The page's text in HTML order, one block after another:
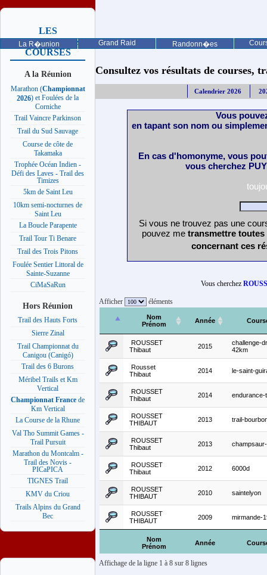
La R�union Grand Raid Randonn�es
LES
PROCHAINES
COURSES
A la Réunion
Marathon (Championnat
2026) et Foulées de la
Corniche
Trail Vaincre Parkinson
Trail du Sud Sauvage
Course de côte de
Takamaka
Trophée Océan Indien -
Défi des Laves - Trail des
Timizes
5km de Saint Leu
10km semi-nocturnes de
Saint Leu
La Boucle Parapente
Trail Tour Ti Benare
Trail des Trois Pitons
Foulée Sentier Littoral de
Sainte-Suzanne
CiMaSaRun
Hors Réunion
Trail des Hauts Forts
Sierre Zinal
Trail Championnat du
Canigou (Canigó)
Trail des 6 Burons
Méribel Trails et Km
Vertical
Championnat France de
Km Vertical
La Course de la Rhune
Val Tho Summit Games -
Trail Pursuit
Marathon du Montcalm -
Trail des Novis -
PICaPICA
TIGNES Trail
KMV du Criou
Trails Alpins du Grand
Bec
Consultez vos résultats de courses,
Calendrier 2026
Vous
en tapant son nom ou
En cas d'homonyme, vous
vous cherchez
Si vous ne trouvez pas une
pouvez me transmettre
concernant ces
Vous cherchez
Afficher éléments
Nom
Prénom
Année
Nom
Prénom
Année
ROUSSET
Thibaut
2015
challenge-
42km
Rousset
Thibaut
2014 le-saint-
ROUSSET
Thibaut
2014 endurance-
ROUSSET
THIBAUT
2013 trail-
ROUSSET
Thibaut
2013
ROUSSET
Thibaut
2012 6000d
ROUSSET
THIBAUT
2010 saintelyon
ROUSSET
THIBAUT
2009 mirmande-
Affichage de la ligne 1 à 8 sur 8 lignes